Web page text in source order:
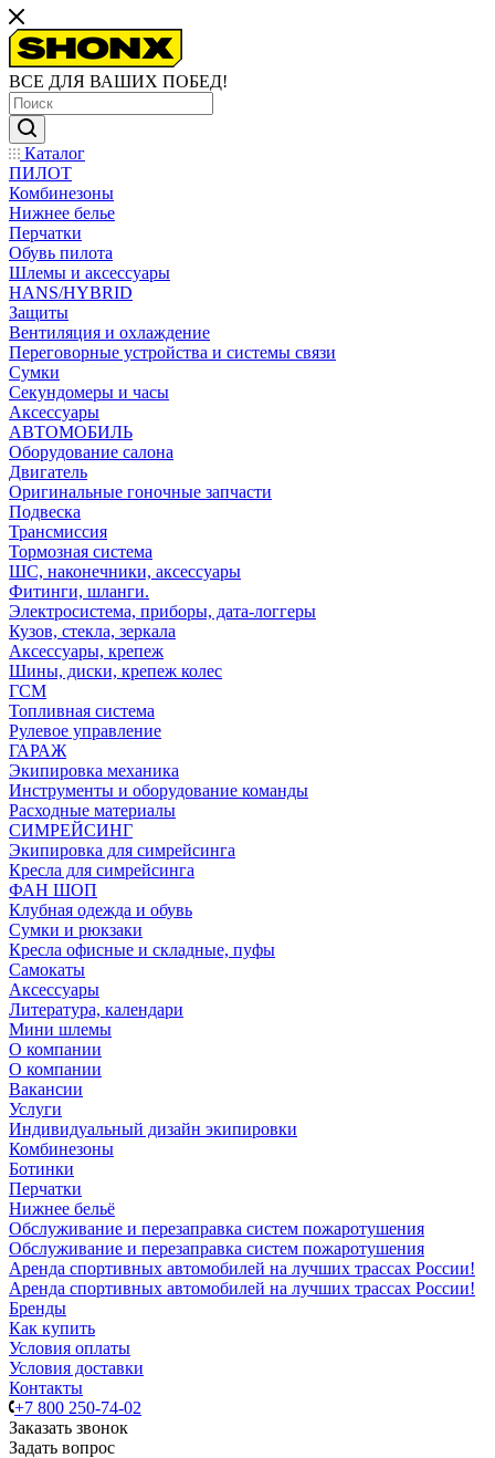
ВСЕ ДЛЯ ВАШИХ ПОБЕД!
Каталог
ПИЛОТ
Комбинезоны
Нижнее белье
Перчатки
Обувь пилота
Шлемы и аксессуары
HANS/HYBRID
Защиты
Вентиляция и охлаждение
Переговорные устройства и системы связи
Сумки
Секундомеры и часы
Аксессуары
АВТОМОБИЛЬ
Оборудование салона
Двигатель
Оригинальные гоночные запчасти
Подвеска
Трансмиссия
Тормозная система
ШС, наконечники, аксессуары
Фитинги, шланги.
Электросистема, приборы, дата-логгеры
Кузов, стекла, зеркала
Аксессуары, крепеж
Шины, диски, крепеж колес
ГСМ
Топливная система
Рулевое управление
ГАРАЖ
Экипировка механика
Инструменты и оборудование команды
Расходные материалы
СИМРЕЙСИНГ
Экипировка для симрейсинга
Кресла для симрейсинга
ФАН ШОП
Клубная одежда и обувь
Сумки и рюкзаки
Кресла офисные и складные, пуфы
Самокаты
Аксессуары
Литература, календари
Мини шлемы
О компании
О компании
Вакансии
Услуги
Индивидуальный дизайн экипировки
Комбинезоны
Ботинки
Перчатки
Нижнее бельё
Обслуживание и перезаправка систем пожаротушения
Обслуживание и перезаправка систем пожаротушения
Аренда спортивных автомобилей на лучших трассах России!
Аренда спортивных автомобилей на лучших трассах России!
Бренды
Как купить
Условия оплаты
Условия доставки
Контакты
+7 800 250-74-02
Заказать звонок
Задать вопрос